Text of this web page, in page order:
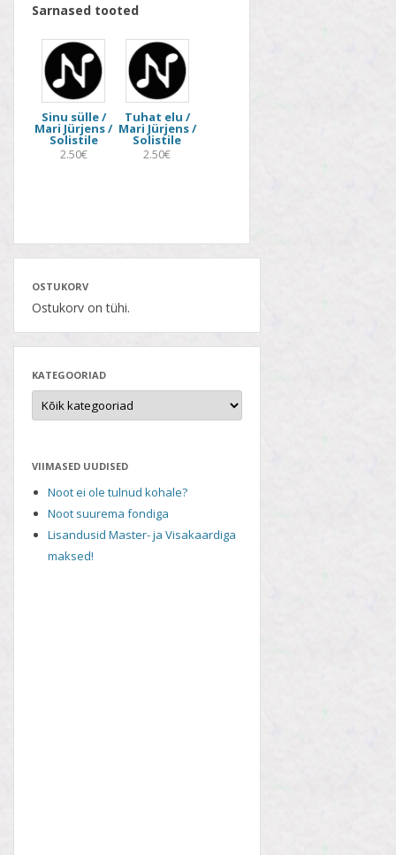
Sarnased tooted
Sinu sülle /
Mari Jürjens /
Solistile
2.50€
Tuhat elu /
Mari Jürjens /
Solistile
2.50€
OSTUKORV
Ostukorv on tühi.
KATEGOORIAD
VIIMASED UUDISED
Noot ei ole tulnud kohale?
Noot suurema fondiga
Lisandusid Master- ja Visakaardiga
maksed!